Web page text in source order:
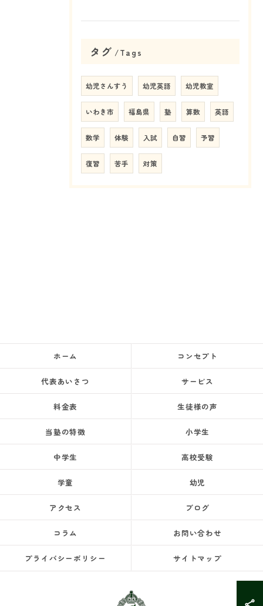
タグ Tags
幼児さんすう 幼児英語 幼児教室
いわき市 福島県 塾 算数 英語
数学 体験 入試 自習 予習
復習 苦手 対策
ホーム コンセプト
代表あいさつ サービス
料金表 生徒様の声
当塾の特徴 小学生
中学生 高校受験
学童 幼児
アクセス ブログ
コラム お問い合わせ
プライバシーポリシー サイトマップ